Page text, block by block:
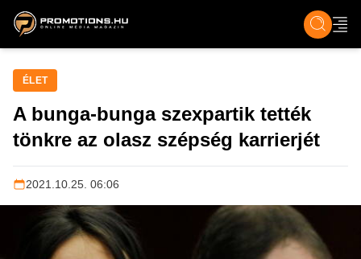
ZENE, FILM & KULT ÉLET TECH &
ÉLET
A bunga-bunga szexpartik tették
tönkre az olasz szépség karrierjét
2021.10.25. 06:06